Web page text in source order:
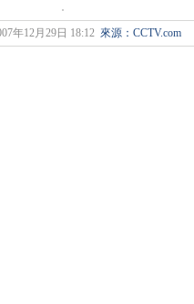
年12月29日 18:12來源：CCTV.com